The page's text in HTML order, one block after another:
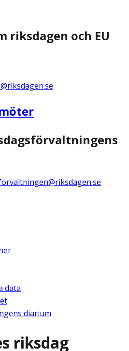
riksdagen och EU
data
diarium
riksdag